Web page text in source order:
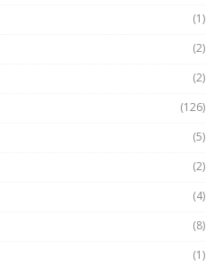
(1)
(2)
(2)
(126)
(5)
(2)
(4)
(8)
(1)